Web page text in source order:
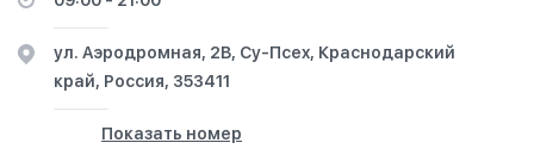
ул. Аэродромная, 2В, Су-Псех, Краснодарский
край, Россия, 353411
Показать номер